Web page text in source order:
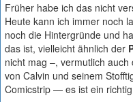
Früher habe ich das nicht
Heute kann ich immer noch
noch die Hintergründe und
das ist, vielleicht ähnlich der
nicht mag –, vermutlich
von Calvin und seinem
Comicstrip — es ist ein